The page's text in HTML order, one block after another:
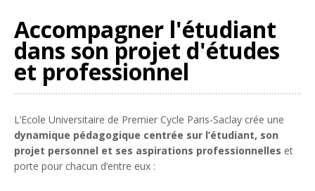
Accompagner l'étudiant
dans son projet d'études
et professionnel
L’Ecole Universitaire de Premier Cycle Paris-Saclay crée une
dynamique pédagogique centrée sur l’étudiant, son
projet personnel et ses aspirations professionnelles et
porte pour chacun d’entre eux :